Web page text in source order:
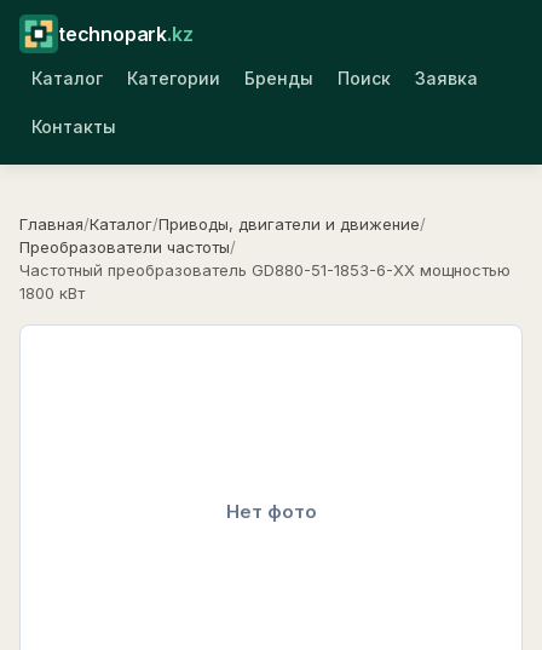
technopark.kz
Каталог Категории Бренды Поиск Заявка
Контакты
Главная/Каталог/Приводы, двигатели и движение/
Преобразователи частоты/
Частотный преобразователь GD880-51-1853-6-XX мощностью
1800 кВт
Нет фото